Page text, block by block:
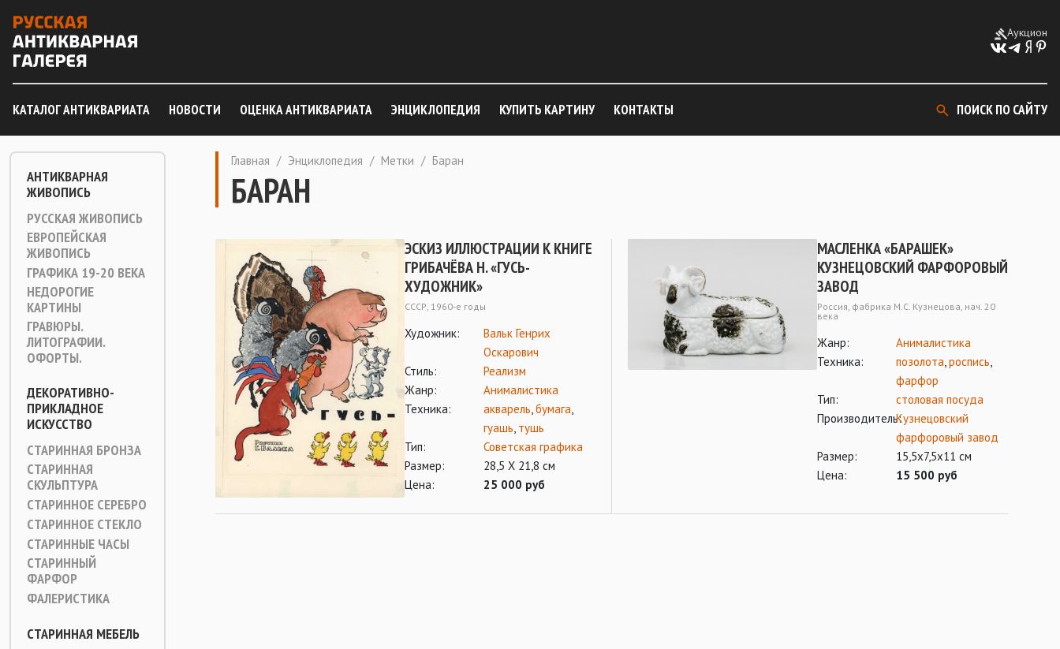
Аукцион
КАТАЛОГ АНТИКВАРИАТА НОВОСТИ ОЦЕНКА АНТИКВАРИАТА ЭНЦИКЛОПЕДИЯ КУПИТЬ КАРТИНУ КОНТАКТЫ ПОИСК ПО САЙТУ
АНТИКВАРНАЯ
ЖИВОПИСЬ
РУССКАЯ ЖИВОПИСЬ
ЕВРОПЕЙСКАЯ
ЖИВОПИСЬ
ГРАФИКА 19-20 ВЕКА
НЕДОРОГИЕ
КАРТИНЫ
ГРАВЮРЫ.
ЛИТОГРАФИИ.
ОФОРТЫ.
ДЕКОРАТИВНО-
ПРИКЛАДНОЕ
ИСКУССТВО
СТАРИННАЯ БРОНЗА
СТАРИННАЯ
СКУЛЬПТУРА
СТАРИННОЕ СЕРЕБРО
СТАРИННОЕ СТЕКЛО
СТАРИННЫЕ ЧАСЫ
СТАРИННЫЙ
ФАРФОР
ФАЛЕРИСТИКА
СТАРИННАЯ МЕБЕЛЬ
Главная / Энциклопедия / Метки / Баран
БАРАН
ЭСКИЗ ИЛЛЮСТРАЦИИ К КНИГЕ
ГРИБАЧЁВА Н. «ГУСЬ-
ХУДОЖНИК»
СССР, 1960-е годы
Художник:
Вальк Генрих
Оскарович
Стиль:
Реализм
Жанр:
Анималистика
Техника:
акварель,бумага,
гуашь, тушь
Тип:
Советская графика
Размер:
28,5 Х 21,8 см
Цена:
25 000 руб
МАСЛЕНКА «БАРАШЕК»
КУЗНЕЦОВСКИЙ ФАРФОРОВЫЙ
ЗАВОД
Россия, фабрика М.С. Кузнецова, нач. 20
века
Жанр:
Анималистика
Техника:
позолота,роспись,
фарфор
Тип:
столовая посуда
Производитель:Кузнецовский
фарфоровый завод
Размер:
15,5х7,5х11 см
Цена:
15 500 руб